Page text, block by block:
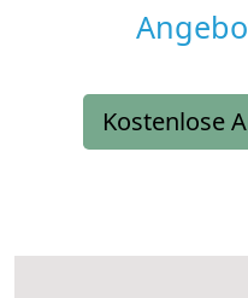
Kostenlose